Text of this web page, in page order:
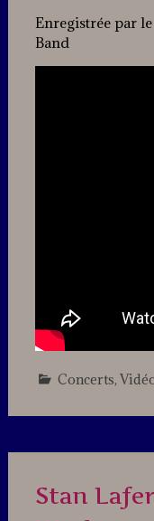
Enregistrée par
Band
Concerts,
Stan